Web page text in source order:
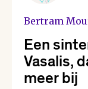
Bertram
Een
Vasalis,
meer bij